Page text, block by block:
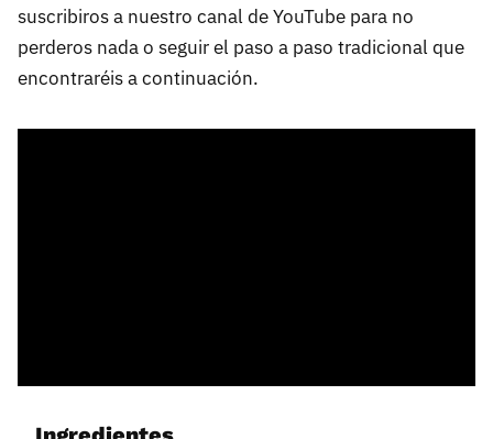
suscribiros a nuestro canal de YouTube para no
perderos nada o seguir el paso a paso tradicional que
encontraréis a continuación.